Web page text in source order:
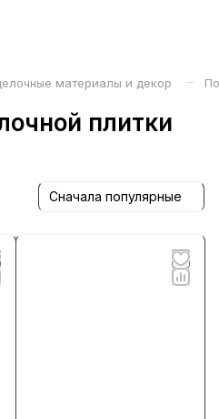
материалы и декор –
плитки
Сначала популярные